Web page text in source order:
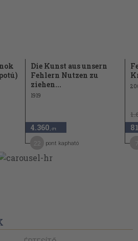
Die Kunst aus unsern
Fehlern Nutzen zu
ziehen...
1919
4.360 ,-Ft
pont kapható